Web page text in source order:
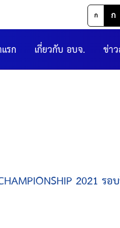
ก ก
ข่า
เกี่ยวกับ อบจ.
รก
2021